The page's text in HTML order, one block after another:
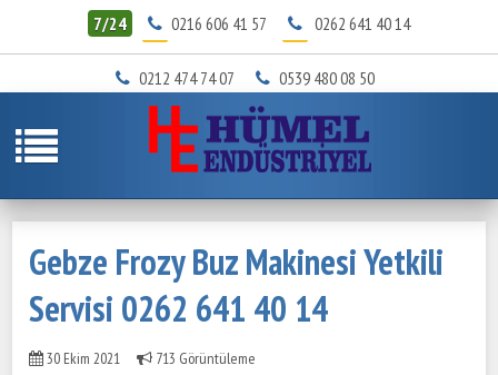
7/24 0216 606 41 57 0262 641 40 14
0212 474 74 07 0539 480 08 50
Gebze Frozy Buz Makinesi Yetkili
Servisi 0262 641 40 14
30 Ekim 2021 713 Görüntüleme